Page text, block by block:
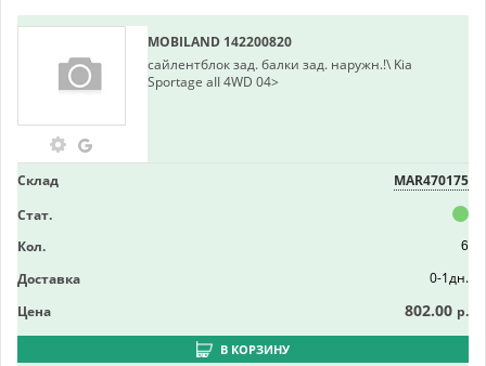
MOBILAND 142200820
cайлентблок зад. балки зад. наружн.!\ Kia
Sportage aII 4WD 04>
Склад
MAR470175
Стат.
Кол.
6
Доставка
0-1дн.
Цена
802.00 р.
В КОРЗИНУ